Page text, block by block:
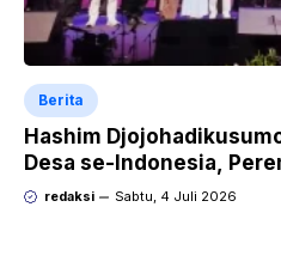
Berita
Hashim
Desa se-Indonesia,
Program Strategis
redaksi Sabtu, 4 Juli 2026